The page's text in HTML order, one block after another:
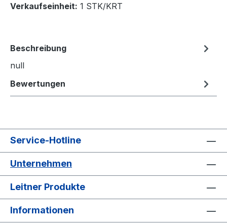
Verkaufseinheit: 1 STK/KRT
Beschreibung
null
Bewertungen
Service-Hotline
Unternehmen
Leitner Produkte
Informationen